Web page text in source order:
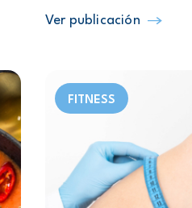
Ver publicación
FITNESS